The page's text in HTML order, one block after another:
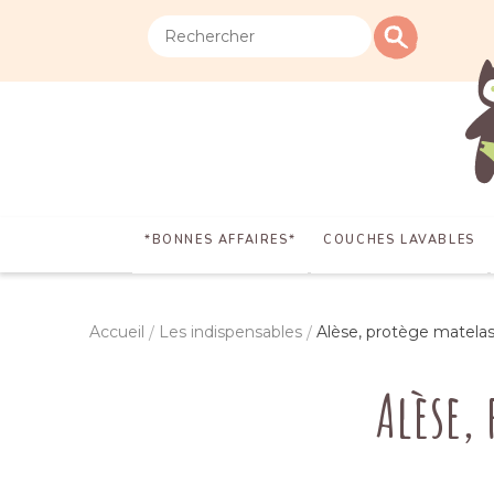
*BONNES AFFAIRES* COUCHES LAVABLES
Accueil Les indispensables Alèse, protège